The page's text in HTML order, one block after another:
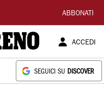
ABBONATI
ACCEDI
SEGUICI SU DISCOVER